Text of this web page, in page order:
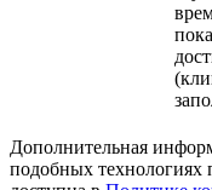
Дополнительная
подобных технологиях